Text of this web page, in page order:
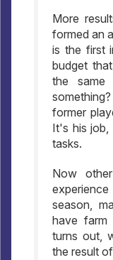
More
formed an
is the first
budget
the same
former
It's his job,
tasks.
Now
season,
have
turns out,
the result